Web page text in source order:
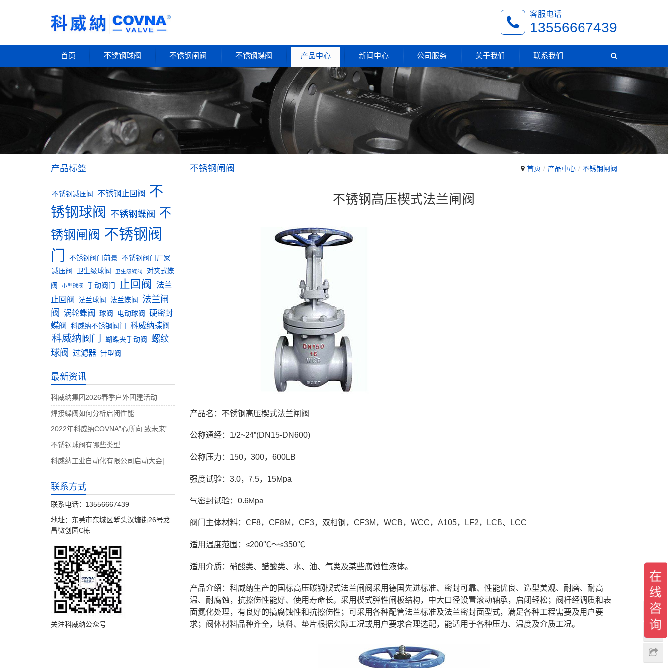
客服电话
13556667439
首页 不锈钢球阀 不锈钢闸阀 不锈钢蝶阀 产品中心 新闻中心 公司服务 关于我们 联系我们
首页 产品中心 不锈钢闸阀
不锈钢闸阀
不锈钢高压楔式法兰闸阀
产品名：不锈钢高压楔式法兰闸阀
公称通经：1/2~24”(DN15-DN600)
公称压力：150，300，600LB
强度试验：3.0，7.5，15Mpa
气密封试验：0.6Mpa
阀门主体材料：CF8，CF8M，CF3，双相钢，CF3M，WCB，WCC，A105，LF2，LCB、LCC
适用温度范围：≤200℃～≤350℃
适用介质：硝酸类、醋酸类、水、油、气类及某些腐蚀性液体。
产品介绍：科威纳生产的国标高压碳钢楔式法兰闸阀采用德国先进标准、密封可靠、性能优良、造型美观、耐磨、耐高
温、耐腐蚀，抗擦伤性能好、使用寿命长。采用楔式弹性闸板结构，中大口径设置滚动轴承，启闭轻松；阀杆经调质和表
面氮化处理，有良好的搞腐蚀性和抗擦伤性；可采用各种配管法兰标准及法兰密封面型式，满足各种工程需要及用户要
求；阀体材料品种齐全，填料、垫片根据实际工况或用户要求合理选配，能适用于各种压力、温度及介质工况。
产品标签
不锈钢减压阀 不锈钢止回阀
不
锈钢球阀
不锈钢蝶阀 不
锈钢闸阀 不锈钢阀
门
不锈钢阀门前景 不锈钢阀门厂家
减压阀
卫生级球阀 卫生级蝶阀
对夹式蝶
阀
小型球阀 手动阀门 止回阀
法兰
止回阀
法兰球阀 法兰蝶阀
法兰闸
阀 涡轮蝶阀 球阀 电动球阀
硬密封
蝶阀
科威纳不锈钢阀门 科威纳蝶阀
科威纳阀门 蝴蝶夹手动阀
螺纹
球阀 过滤器 针型阀
最新资讯
科威纳集团2026春季户外团建活动
焊接蝶阀如何分析启闭性能
不锈钢球阀有哪些类型
联系方式
联系电话：13556667439
地址：东莞市东城区堑头汉塘街26号龙
昌微创园C栋
关注科威纳公众号